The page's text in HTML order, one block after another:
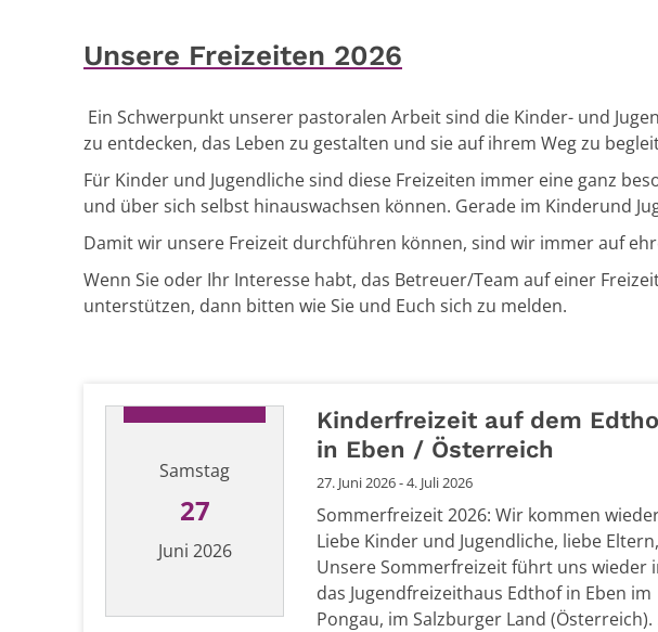
Unsere Freizeiten 2026
Ein Schwerpunkt unserer pastoralen Arbeit sind die Kinder- und
zu entdecken, das Leben zu gestalten und sie auf ihrem Weg zu
Für Kinder und Jugendliche sind diese Freizeiten immer eine ganz
und über sich selbst hinauswachsen können. Gerade im Kinderund
Damit wir unsere Freizeit durchführen können, sind wir immer auf
Wenn Sie oder Ihr Interesse habt, das Betreuer/Team auf einer
unterstützen, dann bitten wie Sie und Euch sich zu melden.
Samstag
27
Juni 2026
Kinderfreizeit auf dem
in Eben / Österreich
27. Juni 2026 - 4. Juli 2026
Sommerfreizeit 2026: Wir kommen
Liebe Kinder und Jugendliche, liebe Eltern,
Unsere Sommerfreizeit führt uns wieder
das Jugendfreizeithaus Edthof in Eben im
Pongau, im Salzburger Land (Österreich).